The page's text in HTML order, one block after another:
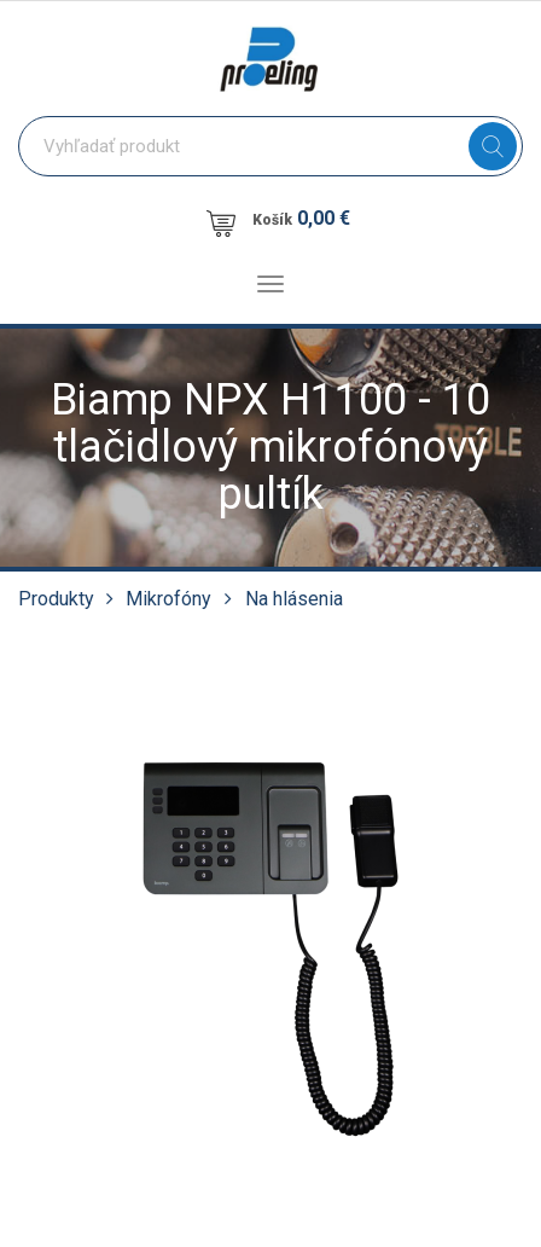
Košík 0,00 €
Toggle
Biamp NPX H1100 - 10
tlačidlový mikrofónový
pultík
Produkty Mikrofóny Na hlásenia